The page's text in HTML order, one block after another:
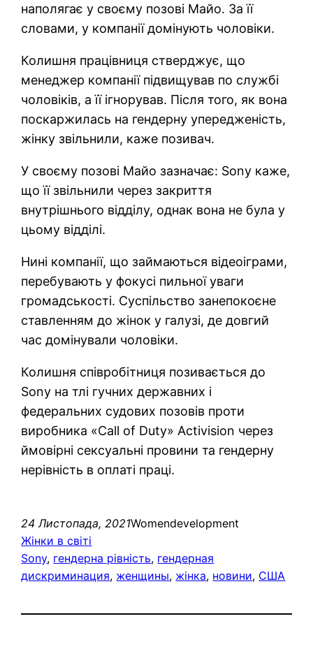
наполягає у своєму позові Майо. За її
словами, у компанії домінують чоловіки.
Колишня працівниця стверджує, що
менеджер компанії підвищував по службі
чоловіків, а її ігнорував. Після того, як вона
поскаржилась на гендерну упередженість,
жінку звільнили, каже позивач.
У своєму позові Майо зазначає: Sony каже,
що її звільнили через закриття
внутрішнього відділу, однак вона не була у
цьому відділі.
Нині компанії, що займаються відеоіграми,
перебувають у фокусі пильної уваги
громадськості. Суспільство занепокоєне
ставленням до жінок у галузі, де довгий
час домінували чоловіки.
Колишня співробітниця позивається до
Sony на тлі гучних державних і
федеральних судових позовів проти
виробника «Call of Duty» Activision через
ймовірні сексуальні провини та гендерну
нерівність в оплаті праці.
24 Листопада, 2021Womendevelopment
Жінки в світі
Sony, гендерна рівність, гендерная
дискриминация, женщины, жінка, новини, США